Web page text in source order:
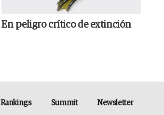
En peligro crítico de extinción
Rankings Summit Newsletter